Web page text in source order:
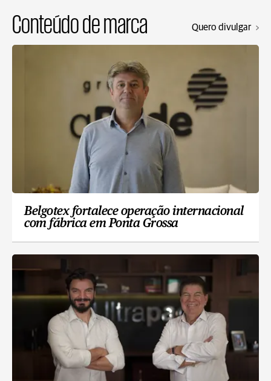
Conteúdo de marca Quero divulgar
Belgotex fortalece operação internacional
com fábrica em Ponta Grossa